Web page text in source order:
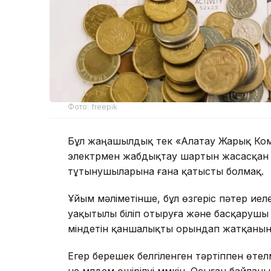
Фото: freepik
Бұл жаңашылдық тек «Алатау Жарық
электрмен жабдықтау шартын
тұтынушыларына ғана қатысты болмақ.
Ұйым мәліметінше, бұл өзгеріс пәтер
уақытылы біліп отыруға және
міндетін қаншалықты орындап жатқанын
Егер берешек белгіленген тәртіппен